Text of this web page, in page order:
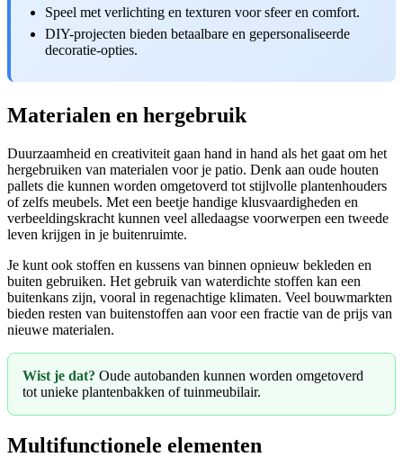
Speel met verlichting en texturen voor sfeer en comfort.
DIY-projecten bieden betaalbare en gepersonaliseerde
decoratie-opties.
Materialen en hergebruik
Duurzaamheid en creativiteit gaan hand in hand als het gaat om het
hergebruiken van materialen voor je patio. Denk aan oude houten
pallets die kunnen worden omgetoverd tot stijlvolle plantenhouders
of zelfs meubels. Met een beetje handige klusvaardigheden en
verbeeldingskracht kunnen veel alledaagse voorwerpen een tweede
leven krijgen in je buitenruimte.
Je kunt ook stoffen en kussens van binnen opnieuw bekleden en
buiten gebruiken. Het gebruik van waterdichte stoffen kan een
buitenkans zijn, vooral in regenachtige klimaten. Veel bouwmarkten
bieden resten van buitenstoffen aan voor een fractie van de prijs van
nieuwe materialen.
Wist je dat? Oude autobanden kunnen worden omgetoverd
tot unieke plantenbakken of tuinmeubilair.
Multifunctionele elementen